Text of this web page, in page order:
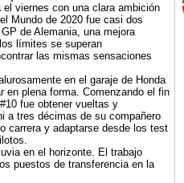
viernes con una clara ambición
Mundo de 2020 fue casi dos
de Alemania, una mejora
límites se superan
las mismas sensaciones
en el garaje de Honda
en plena forma. Comenzando el fin
fue obtener vueltas y
a tres décimas de su compañero
carrera y adaptarse desde los test
en el horizonte. El trabajo
puestos de transferencia en la